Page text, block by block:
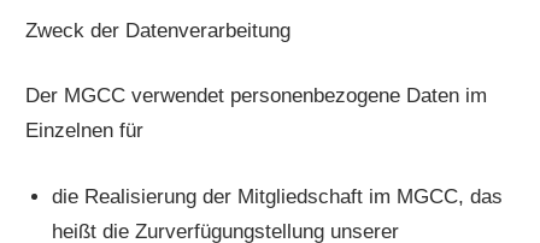
Zweck der Datenverarbeitung
Der MGCC verwendet personenbezogene Daten im
Einzelnen für
die Realisierung der Mitgliedschaft im MGCC, das
heißt die Zurverfügungstellung unserer